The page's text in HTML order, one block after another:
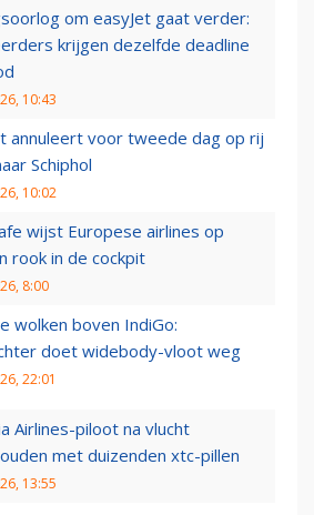
om easyJet gaat verder:
krijgen dezelfde deadline
10:43
annuleert voor tweede dag op rij
Schiphol
10:02
wijst Europese airlines op
rook in de cockpit
8:00
wolken boven IndiGo:
doet widebody-vloot weg
22:01
Airlines-piloot na vlucht
met duizenden xtc-pillen
13:55